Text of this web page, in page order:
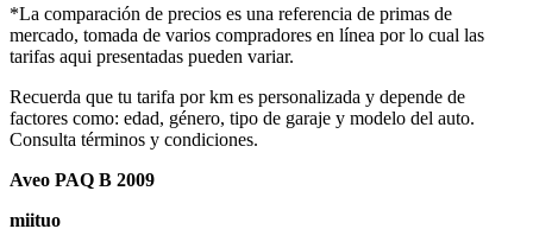
*La comparación de precios es una referencia de primas de
mercado, tomada de varios compradores en línea por lo cual las
tarifas aqui presentadas pueden variar.
Recuerda que tu tarifa por km es personalizada y depende de
factores como: edad, género, tipo de garaje y modelo del auto.
Consulta términos y condiciones.
Aveo PAQ B 2009
miituo